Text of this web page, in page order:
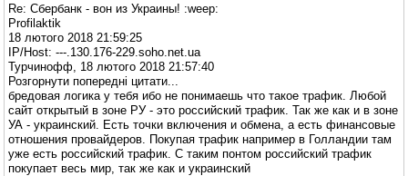
Re: Сбербанк - вон из Украины! :weep:
Profilaktik
18 лютого 2018 21:59:25
IP/Host: ---.130.176-229.soho.net.ua
Турчинофф, 18 лютого 2018 21:57:40
Розгорнути попередні цитати...
бредовая логика у тебя ибо не понимаешь что такое трафик. Любой
сайт открытый в зоне РУ - это российский трафик. Так же как и в зоне
УА - украинский. Есть точки включения и обмена, а есть финансовые
отношения провайдеров. Покупая трафик например в Голландии там
уже есть российский трафик. С таким понтом российский трафик
покупает весь мир, так же как и украинский